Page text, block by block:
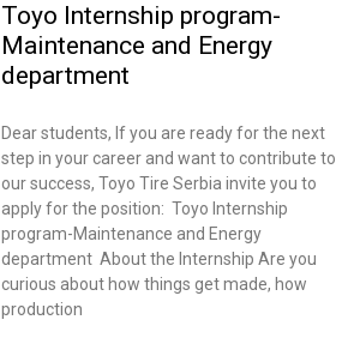
Toyo Internship program-
Maintenance and Energy
department
Dear students, If you are ready for the next
step in your career and want to contribute to
our success, Toyo Tire Serbia invite you to
apply for the position: Toyo Internship
program-Maintenance and Energy
department About the Internship Are you
curious about how things get made, how
production